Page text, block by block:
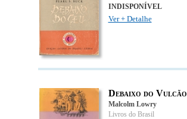
INDISPONÍVEL
Ver + Detalhe
Debaixo do Vulcão
Malcolm Lowry
Livros do Brasil